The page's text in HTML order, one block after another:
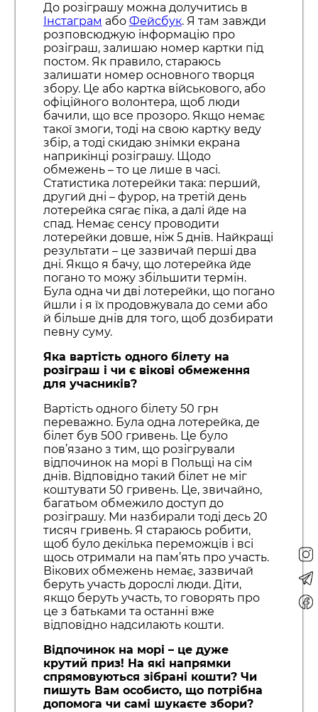
До розіграшу можна долучитись в
Інстаграм або Фейсбук. Я там завжди
розповсюджую інформацію про
розіграш, залишаю номер картки під
постом. Як правило, стараюсь
залишати номер основного творця
збору. Це або картка військового, або
офіційного волонтера, щоб люди
бачили, що все прозоро. Якщо немає
такої змоги, тоді на свою картку веду
збір, а тоді скидаю знімки екрана
наприкінці розіграшу. Щодо
обмежень – то це лише в часі.
Статистика лотерейки така: перший,
другий дні – фурор, на третій день
лотерейка сягає піка, а далі йде на
спад. Немає сенсу проводити
лотерейки довше, ніж 5 днів. Найкращі
результати – це зазвичай перші два
дні. Якщо я бачу, що лотерейка йде
погано то можу збільшити термін.
Була одна чи дві лотерейки, що погано
йшли і я їх продовжувала до семи або
й більше днів для того, щоб дозбирати
певну суму.
Яка вартість одного білету на
розіграш і чи є вікові обмеження
для учасників?
Вартість одного білету 50 грн
переважно. Була одна лотерейка, де
білет був 500 гривень. Це було
пов’язано з тим, що розігрували
відпочинок на морі в Польщі на сім
днів. Відповідно такий білет не міг
коштувати 50 гривень. Це, звичайно,
багатьом обмежило доступ до
розіграшу. Ми назбирали тоді десь 20
тисяч гривень. Я стараюсь робити,
щоб було декілька переможців і всі
щось отримали на пам’ять про участь.
Вікових обмежень немає, зазвичай
беруть участь дорослі люди. Діти,
якщо беруть участь, то говорять про
це з батьками та останні вже
відповідно надсилають кошти.
Відпочинок на морі – це дуже
крутий приз! На які напрямки
спрямовуються зібрані кошти? Чи
пишуть Вам особисто, що потрібна
допомога чи самі шукаєте збори?